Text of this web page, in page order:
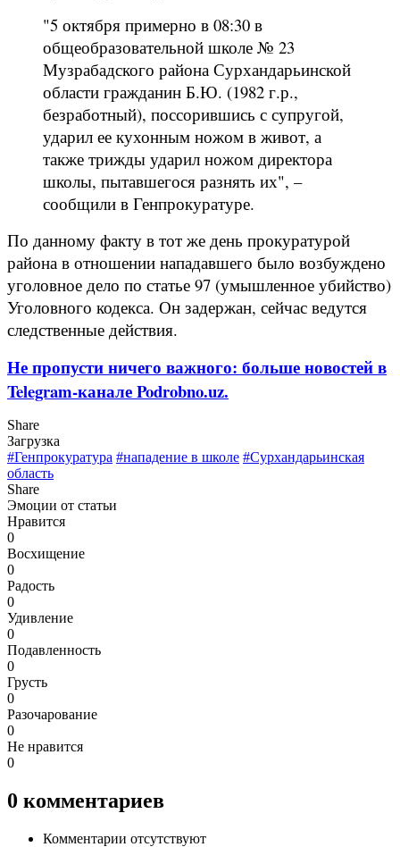
"5 октября примерно в 08:30 в
общеобразовательной школе № 23
Музрабадского района Сурхандарьинской
области гражданин Б.Ю. (1982 г.р.,
безработный), поссорившись с супругой,
ударил ее кухонным ножом в живот, а
также трижды ударил ножом директора
школы, пытавшегося разнять их", –
сообщили в Генпрокуратуре.
По данному факту в тот же день прокуратурой
района в отношении нападавшего было возбуждено
уголовное дело по статье 97 (умышленное убийство)
Уголовного кодекса. Он задержан, сейчас ведутся
следственные действия.
Не пропусти ничего важного: больше новостей в
Telegram-канале Podrobno.uz.
Share
Загрузка
#Генпрокуратура #нападение в школе #Сурхандарьинская
область
Share
Эмоции от статьи
Нравится
0
Восхищение
0
Радость
0
Удивление
0
Подавленность
0
Грусть
0
Разочарование
0
Не нравится
0
0 комментариев
Комментарии отсутствуют